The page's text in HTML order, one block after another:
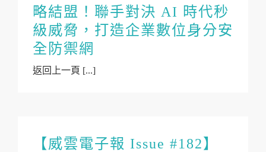
略結盟！聯手對決 AI 時代秒
級威脅，打造企業數位身分安
全防禦網
返回上一頁 [...]
【威雲電子報 Issue #182】